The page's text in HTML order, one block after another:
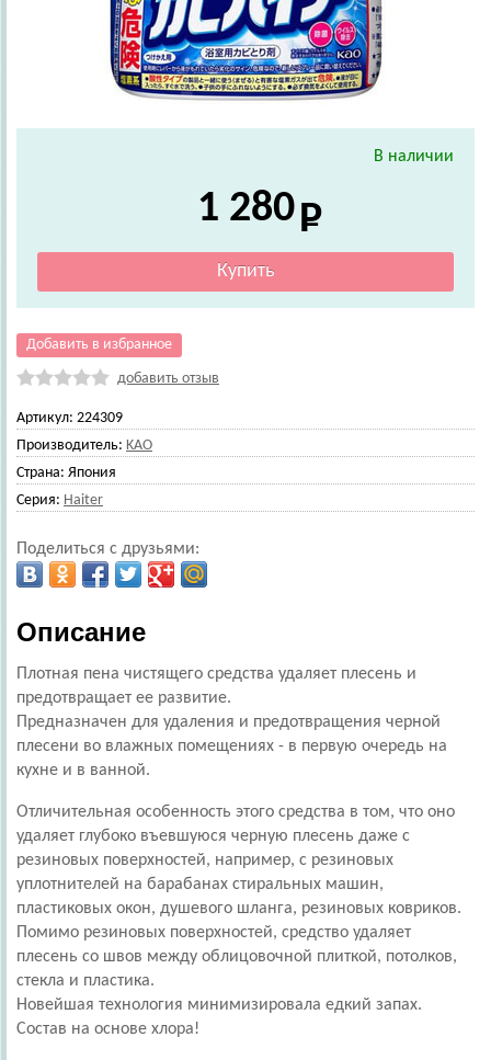
В наличии
1 280
Добавить в избранное
добавить отзыв
Артикул: 224309
Производитель: KAO
Страна: Япония
Серия: Haiter
Поделиться с друзьями:
Описание
Плотная пена чистящего средства удаляет плесень и
предотвращает ее развитие.
Предназначен для удаления и предотвращения черной
плесени во влажных помещениях - в первую очередь на
кухне и в ванной.
Отличительная особенность этого средства в том, что оно
удаляет глубоко въевшуюся черную плесень даже с
резиновых поверхностей, например, с резиновых
уплотнителей на барабанах стиральных машин,
пластиковых окон, душевого шланга, резиновых ковриков.
Помимо резиновых поверхностей, средство удаляет
плесень со швов между облицовочной плиткой, потолков,
стекла и пластика.
Новейшая технология минимизировала едкий запах.
Состав на основе хлора!